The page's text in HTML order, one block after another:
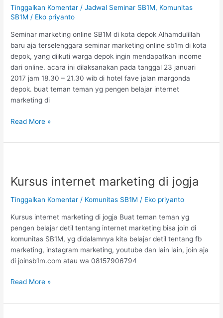
Tinggalkan Komentar /Jadwal Seminar SB1M, Komunitas
SB1M / Eko priyanto
Seminar marketing online SB1M di kota depok Alhamdulillah
baru aja terselenggara seminar marketing online sb1m di kota
depok, yang diikuti warga depok ingin mendapatkan income
dari online. acara ini dilaksanakan pada tanggal 23 januari
2017 jam 18.30 – 21.30 wib di hotel fave jalan margonda
depok. buat teman teman yg pengen belajar internet
marketing di
kota
depok
Read More »
Kursus internet marketing di jogja
Tinggalkan Komentar / Komunitas SB1M / Eko priyanto
Kursus internet marketing di jogja Buat teman teman yg
pengen belajar detil tentang internet marketing bisa join di
komunitas SB1M, yg didalamnya kita belajar detil tentang fb
marketing, instagram marketing, youtube dan lain lain, join aja
di joinsb1m.com atau wa 08157906794
marketing
jogja
Read More »